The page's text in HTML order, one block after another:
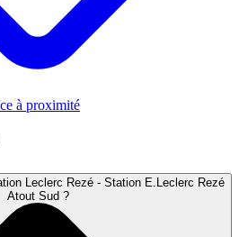
à proximité
Leclerc Rezé - Station E.Leclerc Rezé
Atout Sud ?